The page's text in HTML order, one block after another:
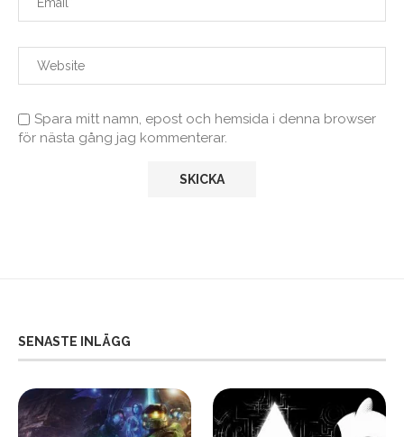
Spara mitt namn, epost och hemsida i denna browser
för nästa gång jag kommenterar.
SENASTE INLÄGG